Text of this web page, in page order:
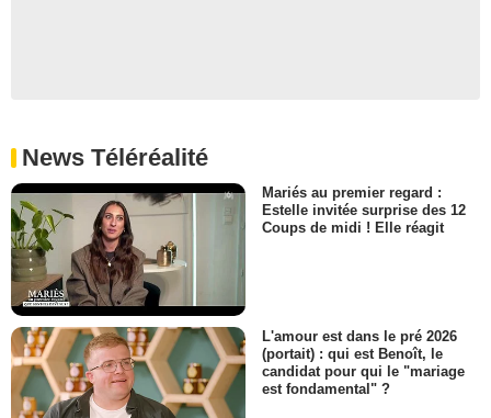
News Téléréalité
Mariés au premier regard :
Estelle invitée surprise des 12
Coups de midi ! Elle réagit
L'amour est dans le pré 2026
(portait) : qui est Benoît, le
candidat pour qui le "mariage
est fondamental" ?